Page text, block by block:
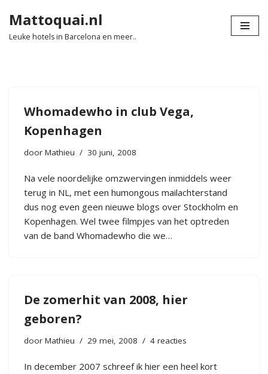
Ga
Mattoquai.nl
Leuke hotels in Barcelona en meer..
Whomadewho in club Vega,
Kopenhagen
door Mathieu 30 juni, 2008
Na vele noordelijke omzwervingen inmiddels weer
terug in NL, met een humongous mailachterstand
dus nog even geen nieuwe blogs over Stockholm en
Kopenhagen. Wel twee filmpjes van het optreden
van de band Whomadewho die we…
De zomerhit van 2008, hier
geboren?
door Mathieu 29 mei, 2008 4 reacties
In december 2007 schreef ik hier een heel kort